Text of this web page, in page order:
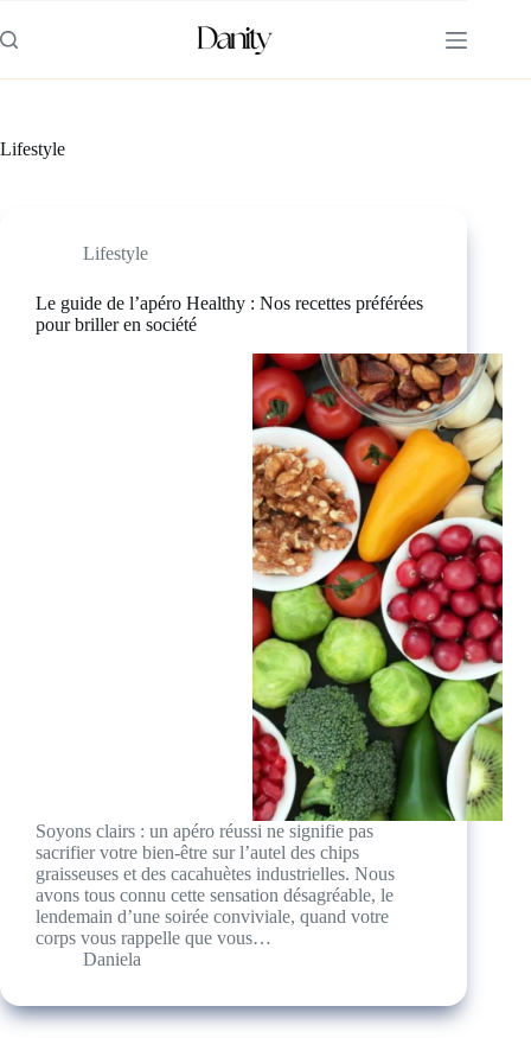
au
contenu
Lifestyle
Lifestyle
Le guide de l’apéro Healthy : Nos recettes préférées
pour briller en société
Soyons clairs : un apéro réussi ne signifie pas
sacrifier votre bien-être sur l’autel des chips
graisseuses et des cacahuètes industrielles. Nous
avons tous connu cette sensation désagréable, le
lendemain d’une soirée conviviale, quand votre
corps vous rappelle que vous…
Daniela